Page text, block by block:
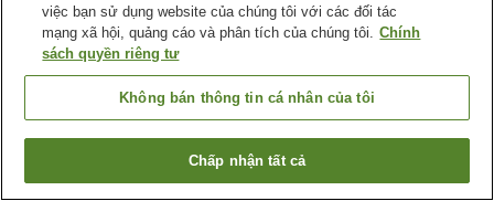
Nhà hàng
Lounge
Cửa hàng
Nhà Tắm Công Cộng
Nhật Bản Tỉnh Nagano
Thành phố Matsumoto
上高地 ホテル白樺荘
Tìm phòng trống
việc bạn sử dụng website của chúng tôi với các đối tác
mạng xã hội, quảng cáo và phân tích của chúng tôi. Chính
sách quyền riêng tư
Không bán thông tin cá nhân của tôi
Chấp nhận tất cả